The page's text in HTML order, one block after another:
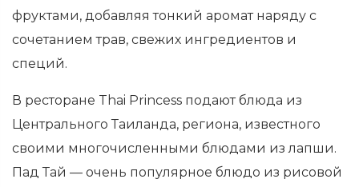
фруктами, добавляя тонкий аромат наряду с
сочетанием трав, свежих ингредиентов и
специй.
В ресторане Thai Princess подают блюда из
Центрального Таиланда, региона, известного
своими многочисленными блюдами из лапши.
Пад Тай — очень популярное блюдо из рисовой